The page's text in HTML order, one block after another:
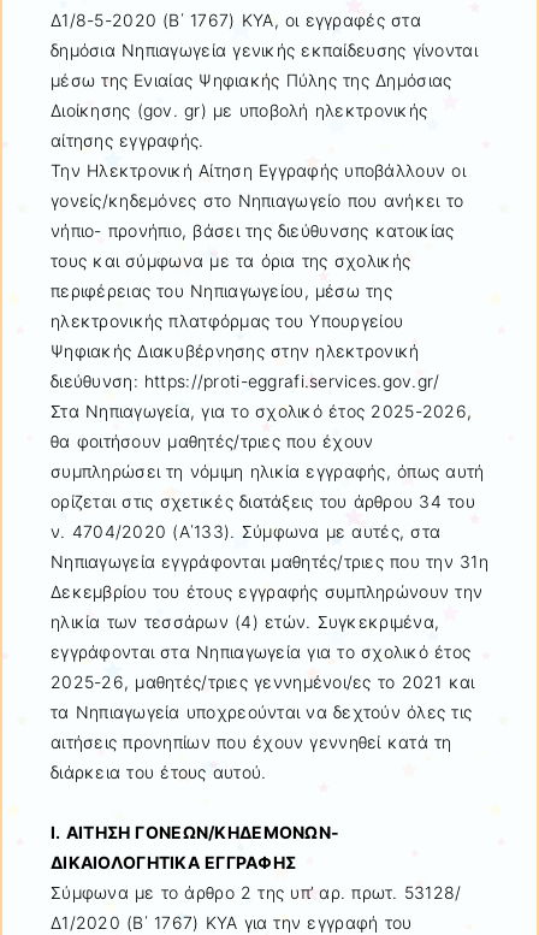
Δ1/8-5-2020 (Β΄ 1767) ΚΥΑ, οι εγγραφές στα
δημόσια Νηπιαγωγεία γενικής εκπαίδευσης γίνονται
μέσω της Ενιαίας Ψηφιακής Πύλης της Δημόσιας
Διοίκησης (gov. gr) με υποβολή ηλεκτρονικής
αίτησης εγγραφής.
Την Ηλεκτρονική Αίτηση Εγγραφής υποβάλλουν οι
γονείς/κηδεμόνες στο Νηπιαγωγείο που ανήκει το
νήπιο- προνήπιο, βάσει της διεύθυνσης κατοικίας
τους και σύμφωνα με τα όρια της σχολικής
περιφέρειας του Νηπιαγωγείου, μέσω της
ηλεκτρονικής πλατφόρμας του Υπουργείου
Ψηφιακής Διακυβέρνησης στην ηλεκτρονική
διεύθυνση: https://proti-eggrafi.services.gov.gr/
Στα Νηπιαγωγεία, για το σχολικό έτος 2025-2026,
θα φοιτήσουν μαθητές/τριες που έχουν
συμπληρώσει τη νόμιμη ηλικία εγγραφής, όπως αυτή
ορίζεται στις σχετικές διατάξεις του άρθρου 34 του
ν. 4704/2020 (Α΄133). Σύμφωνα με αυτές, στα
Νηπιαγωγεία εγγράφονται μαθητές/τριες που την 31η
Δεκεμβρίου του έτους εγγραφής συμπληρώνουν την
ηλικία των τεσσάρων (4) ετών. Συγκεκριμένα,
εγγράφονται στα Νηπιαγωγεία για το σχολικό έτος
2025-26, μαθητές/τριες γεννημένοι/ες το 2021 και
τα Νηπιαγωγεία υποχρεούνται να δεχτούν όλες τις
αιτήσεις προνηπίων που έχουν γεννηθεί κατά τη
διάρκεια του έτους αυτού.
Ι. ΑΙΤΗΣΗ ΓΟΝΕΩΝ/ΚΗΔΕΜΟΝΩΝ-
ΔΙΚΑΙΟΛΟΓΗΤΙΚΑ ΕΓΓΡΑΦΗΣ
Σύμφωνα με το άρθρο 2 της υπ’ αρ. πρωτ. 53128/
Δ1/2020 (Β΄ 1767) ΚΥΑ για την εγγραφή του